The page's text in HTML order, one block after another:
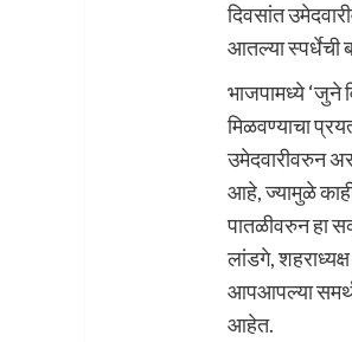
दिवसांत
आतल्या स्पर्धेची
भाजपामध्ये ‘जुने
मिळवण्याचा
उमेदवारीवरुन
आहे, ज्यामुळे
पातळीवरुन हा
लांडगे,
आपआपल्या
आहेत.